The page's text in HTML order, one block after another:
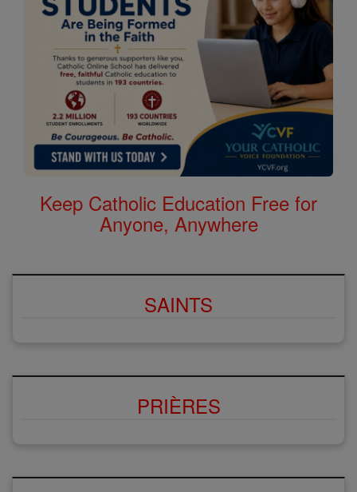
Keep Catholic Education Free for
Anyone, Anywhere
SAINTS
PRIÈRES